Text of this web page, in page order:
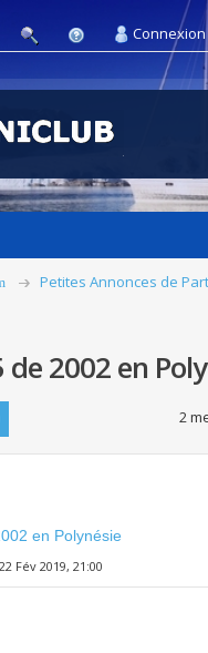
Connexion
Petites Annonces de
de 2002 en
2
en Polynésie
Fév 2019, 21:00